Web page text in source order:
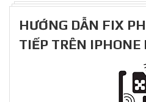
HƯỚNG DẪN FIX
TIẾP TRÊN IPHONE